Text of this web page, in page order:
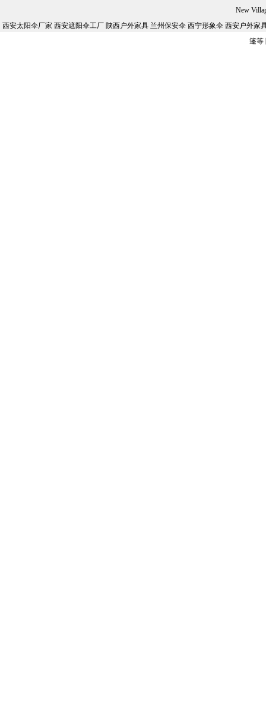
New
西安太阳伞厂家 西安遮阳伞工厂 陕西户外家具 兰州保安伞 西宁形象伞 西安户外
篷等